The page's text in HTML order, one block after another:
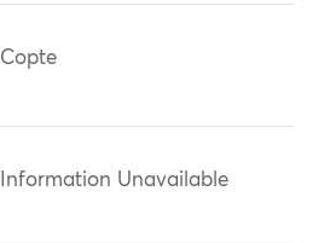
Copte
Information Unavailable